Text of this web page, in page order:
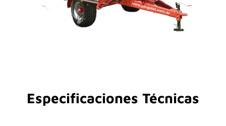
Especificaciones Técnicas